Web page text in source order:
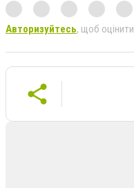
Авторизуйтесь, щоб оцінити